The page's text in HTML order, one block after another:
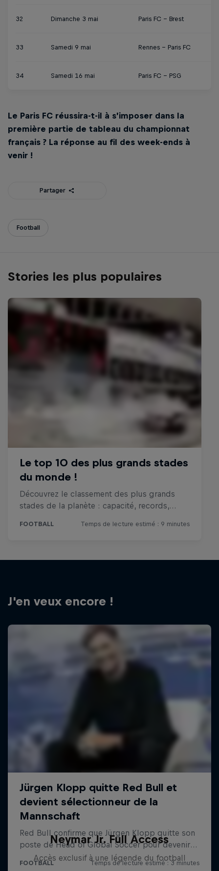
32 Dimanche 3 mai Paris FC - Brest
33 Samedi 9 mai Rennes - Paris FC
34 Samedi 16 mai Paris FC - PSG
Le Paris FC réussira-t-il à s’imposer dans la
première partie de tableau du championnat
français ? La réponse au fil des week-ends à
venir !
Partager
Football
Stories les plus populaires
J'en veux encore !
Neymar Jr. Full Access
Accès exclusif à une légende du football